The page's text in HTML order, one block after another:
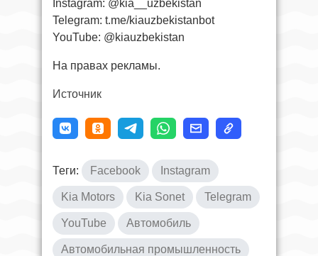
Instagram: @kia__uzbekistan
Telegram: t.me/kiauzbekistanbot
YouTube: @kiauzbekistan
На правах рекламы.
Источник
Теги: Facebook Instagram
Kia Motors Kia Sonet Telegram
YouTube Автомобиль
Автомобильная промышленность